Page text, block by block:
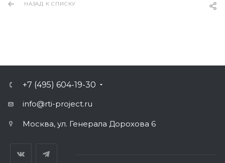
НАЗАД К СПИСКУ
+7 (495) 604-19-30
info@rti-project.ru
Москва, ул. Генерала Дорохова 6